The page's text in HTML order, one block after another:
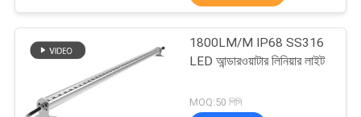
কারখানা
ভ্রমণLED ভূগর্ভস্থ আলো
99
1800LM/M IP68 SS316
LED আন্ডারওয়াটার লিনিয়ার লাইট
MOQ:50 পিসি